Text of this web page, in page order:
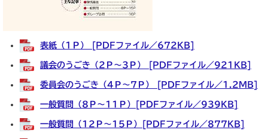
表紙（1Ｐ） [PDFファイル／672KB]
議会のうごき（2Ｐ～3Ｐ） [PDFファイル／921KB]
委員会のうごき（4Ｐ～7Ｐ） [PDFファイル／1.2MB]
一般質問（8Ｐ～11Ｐ）[PDFファイル／939KB]
一般質問（12Ｐ～15Ｐ）[PDFファイル／877KB]